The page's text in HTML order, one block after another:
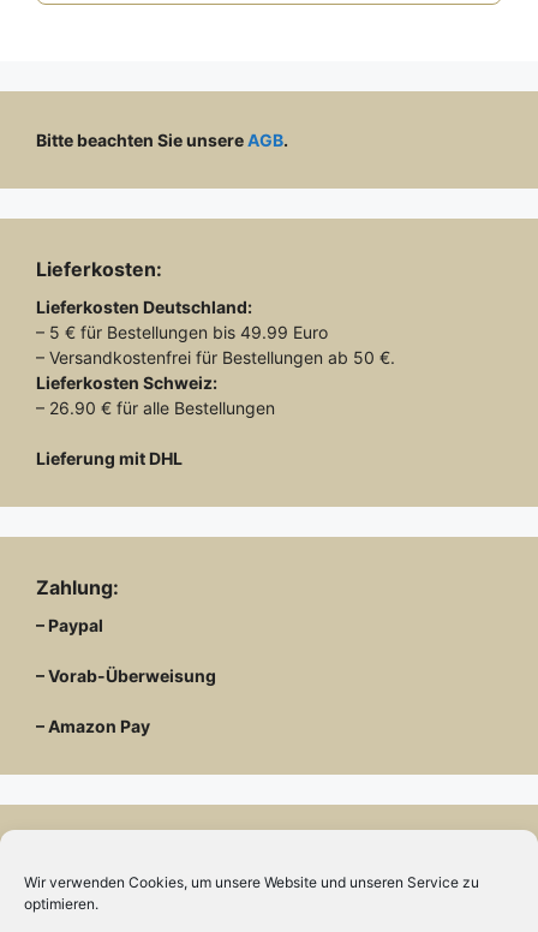
Wir verwenden Cookies, um unsere Website und unseren Service zu
optimieren.
Bitte beachten Sie unsereAGB.
Lieferkosten:
Lieferkosten Deutschland:
– 5 € für Bestellungen bis 49.99 Euro
– Versandkostenfrei für Bestellungen ab 50 €.
Lieferkosten Schweiz:
– 26.90 € für alle Bestellungen
Lieferung mit DHL
Zahlung:
– Paypal
– Vorab-Überweisung
– Amazon Pay